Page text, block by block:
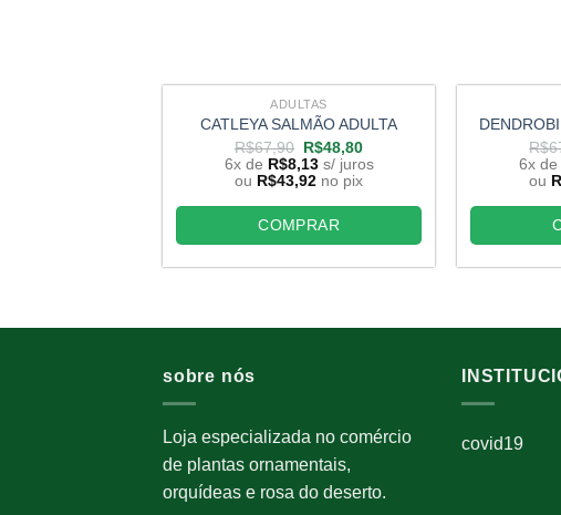
ADULTAS
CATLEYA SALMÃO ADULTA
R$67,90 O
preço
original
era:
R$67,90.
R$48,80O
preço
atual
é:
R$48,80.
6x de R$8,13 s/ juros
ou R$43,92 no pix
COMPRAR
R$
6x de
ou
sobre nós
Loja especializada no comércio
de plantas ornamentais,
orquídeas e rosa do deserto.
covid19